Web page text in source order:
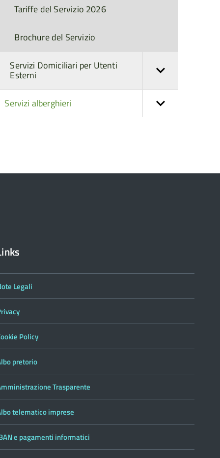
Tariffe del Servizio 2026
Brochure del Servizio
Servizi Domiciliari per Utenti
Esterni
Servizi alberghieri
Legali
Policy
pretorio
Trasparente
telematico imprese
e pagamenti informatici